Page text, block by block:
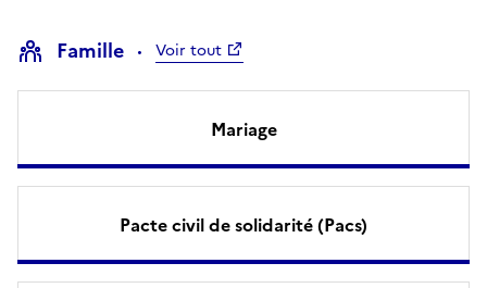
Famille Voir tout
Mariage
Pacte civil de solidarité (Pacs)